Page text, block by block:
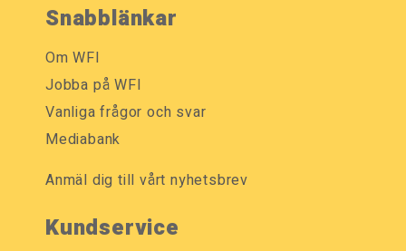
Snabblänkar
Om WFI
Jobba på WFI
Vanliga frågor och svar
Mediabank
Anmäl dig till vårt nyhetsbrev
Kundservice